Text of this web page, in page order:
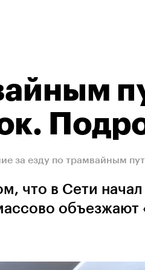
за езду по трамвайным
что в Сети начал
объезжают